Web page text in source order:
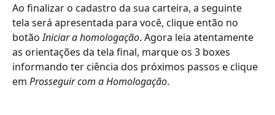
Ao finalizar o cadastro da sua carteira, a seguinte
tela será apresentada para você, clique então no
botão Iniciar a homologação. Agora leia atentamente
as orientações da tela final, marque os 3 boxes
informando ter ciência dos próximos passos e clique
em Prosseguir com a Homologação.